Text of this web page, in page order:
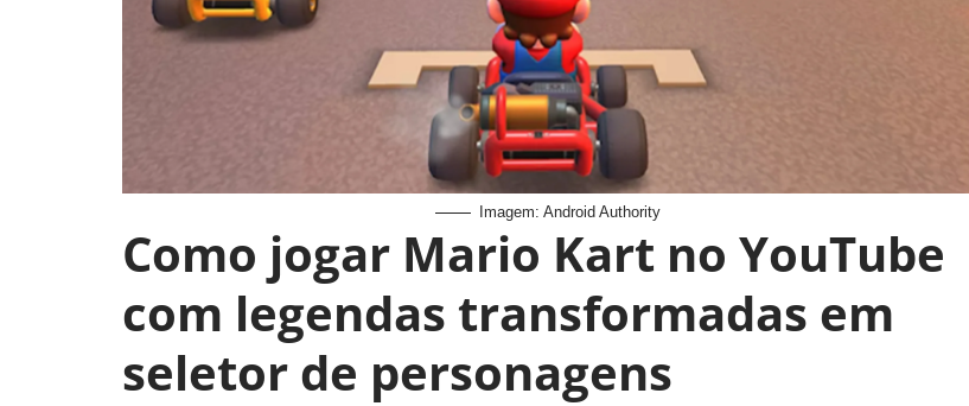
Imagem: Android Authority
Como jogar Mario Kart no YouTube
com legendas transformadas em
seletor de personagens